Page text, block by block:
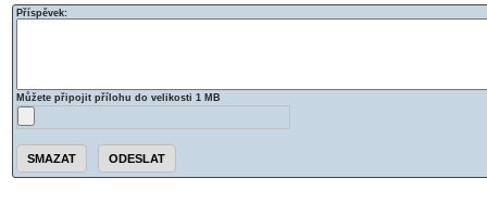
Příspěvek:
Můžete připojit přílohu do velikosti 1 MB